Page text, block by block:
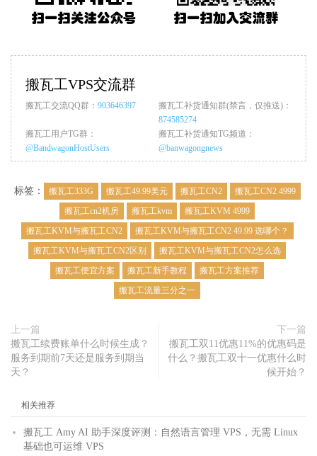
搬瓦工VPS交流群
搬瓦工交流QQ群： 903646397
搬瓦工补货通知群(禁言，仅推送)：
874585274
搬瓦工用户TG群：
@BandwagonHostUsers
搬瓦工补货通知TG频道：
@banwagongnews
标签： 搬瓦工333G 搬瓦工49.99美元 搬瓦工CN2
搬瓦工CN2 4999
搬瓦工cn2机房
搬瓦工kvm
搬瓦工KVM 4999
搬瓦工KVM与搬瓦工CN2
搬瓦工KVM与搬瓦工CN2 49.99 选哪个？
搬瓦工KVM与搬瓦工CN2区别
搬瓦工KVM与搬瓦工CN2怎么选
搬瓦工便宜方案
搬瓦工新手教程
搬瓦工方案推荐
搬瓦工流量三分之一
上一篇
搬瓦工续费账单什么时候生成？
服务到期前7天还是服务到期当
天？
下一篇
搬瓦工双11优惠11%的优惠码是
什么？搬瓦工双十一优惠什么时
候开始？
相关推荐
搬瓦工 Amy AI 助手深度评测：自然语言管理 VPS，无需 Linux
基础也可运维 VPS